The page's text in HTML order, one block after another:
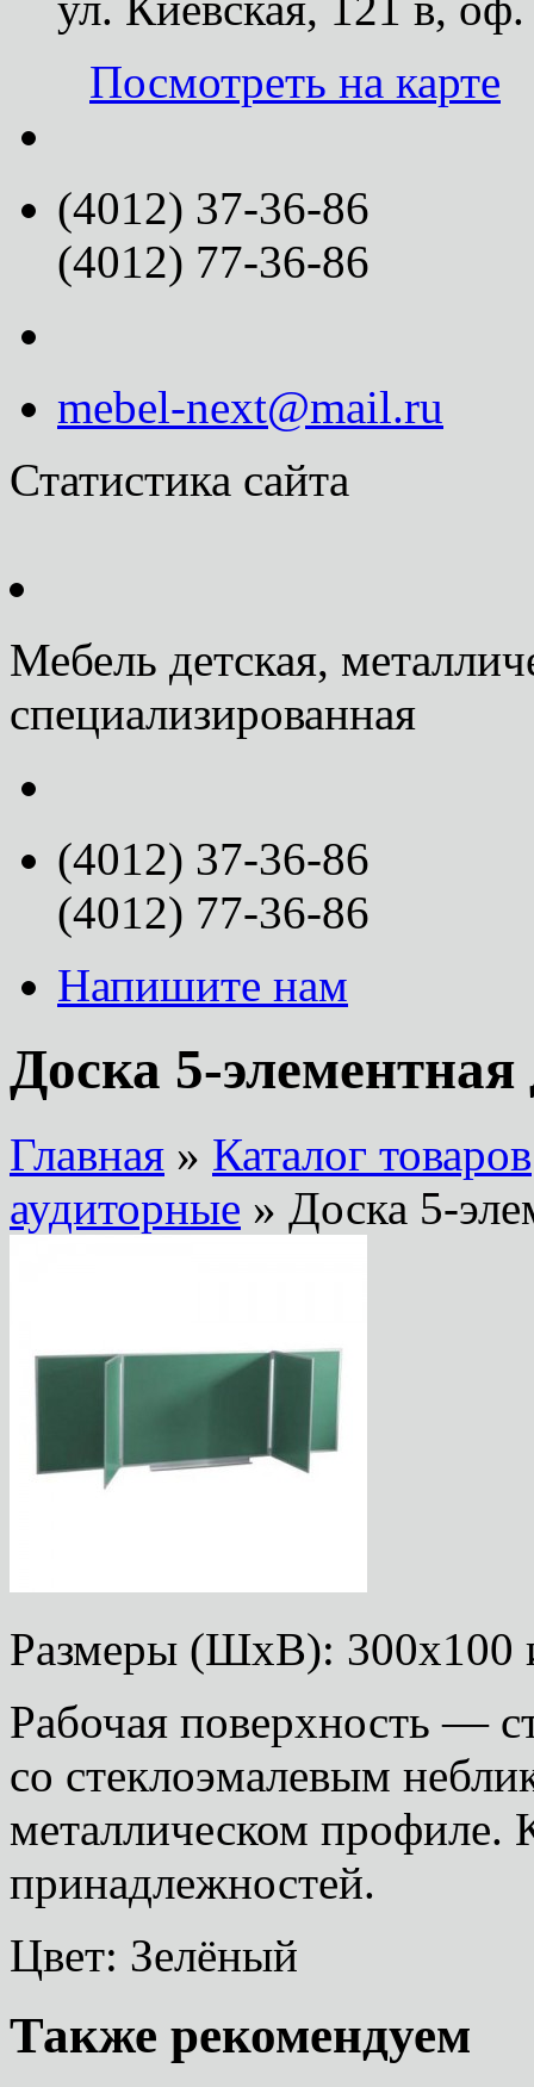
Посмотреть на карте
(4012) 37-36-86
(4012) 77-36-86
mebel-next@mail.ru
Статистика сайта
Мебель детская,
специализированная
(4012) 37-36-86
(4012) 77-36-86
Напишите нам
Доска 5-
Главная » Каталог товаров
аудиторные » Доска 5-
Размеры (ШхВ): 300х100
Рабочая поверхность —
со стеклоэмалевым
металлическом профиле.
принадлежностей.
Цвет: Зелёный
Также рекомендуем